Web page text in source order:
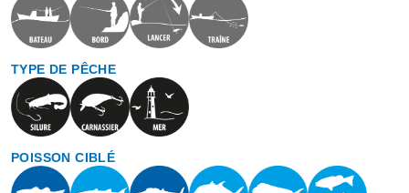
TYPE DE PÊCHE
POISSON CIBLÉ